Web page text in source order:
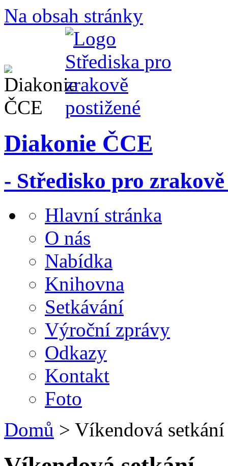
Na obsah stránky
Diakonie ČCE
- Středisko pro zrakově
Hlavní stránka
O nás
Nabídka
Knihovna
Setkávání
Výroční zprávy
Odkazy
Kontakt
Foto
Domů > Víkendová setkání